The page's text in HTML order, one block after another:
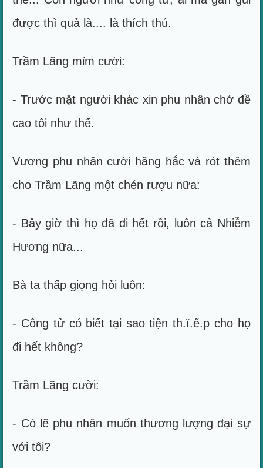
được thì quả là.... là thích thú.
Trầm Lãng mỉm cười:
- Trước mặt người khác xin phu nhân chớ đề
cao tôi như thế.
Vương phu nhân cười hăng hắc và rót thêm
cho Trầm Lãng một chén rượu nữa:
- Bây giờ thì họ đã đi hết rồi, luôn cả Nhiễm
Hương nữa...
Bà ta thấp giọng hỏi luôn:
- Công tử có biết tại sao tiện th.ï.ế.p cho họ
đi hết không?
Trầm Lãng cười:
- Có lẽ phu nhân muốn thương lượng đại sự
với tôi?